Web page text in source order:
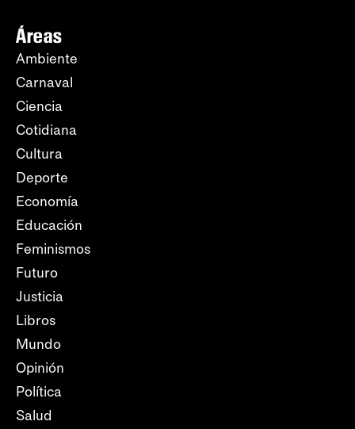
Áreas
Ambiente
Carnaval
Ciencia
Cotidiana
Cultura
Deporte
Economía
Educación
Feminismos
Futuro
Justicia
Libros
Mundo
Opinión
Política
Salud